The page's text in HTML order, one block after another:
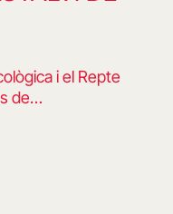
i el Repte
de…